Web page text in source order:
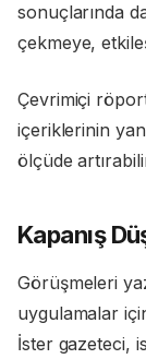
sonuçlarında
çekmeye,
Çevrimiçi
içeriklerinin
ölçüde
Kapanış
Görüşmeleri
uygulamalar
İster gazeteci,